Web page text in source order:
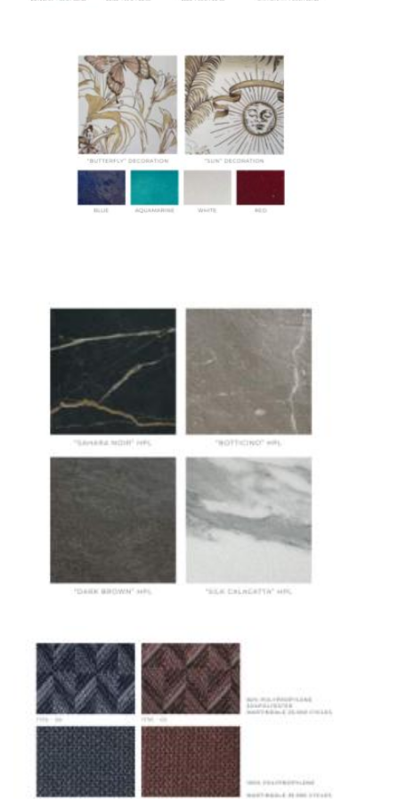
дверных блоков в квартиры и офисы с
использованием лифтов или монтажных
средств
Распаковка и расстановка— специалисты
распаковывают товар и устанавливают его в
указанное место
предмет повреждений и дефектов при
доставке
Сроки доставки
Стандартная доставка по
Москве осуществляется в течение 3-5 рабочих
дней. Для Московской области сроки зависят
от удалённости объекта и варьируются от 5 до
10 рабочих дней. Возможна срочная доставка
при наличии свободных логистических
ресурсов.
качества
реального времени через систему GPS-
мониторинга. Наша команда логистических
специалистов с опытом работы в
международной доставке обеспечивает
полную сохранность груза, соблюдение
температурного режима и защиту от
механических повреждений на всех этапах